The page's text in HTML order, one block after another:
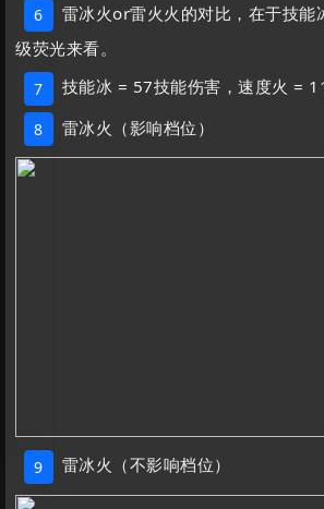
6
雷冰火or雷火火的对比，在于技能
级荧光来看。
7 技能冰 = 57技能伤害，速度火 =
8 雷冰火（影响档位）
9 雷冰火（不影响档位）